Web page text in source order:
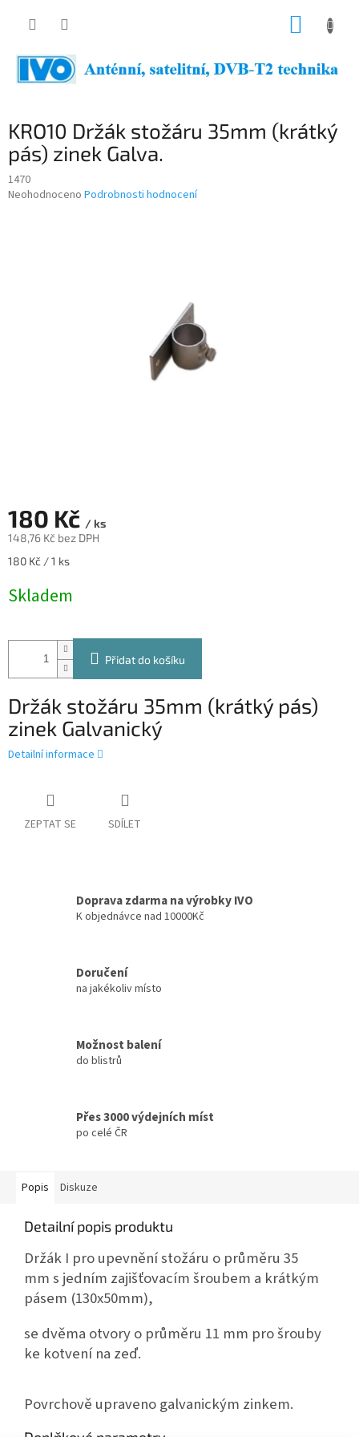
KRO10 Držák stožáru 35mm (krátký
pás) zinek Galva.
1470
Průměrné
Neohodnoceno Podrobnosti hodnocení
180 Kč / ks
148,76 Kč bez DPH
Měrná
180 Kč / 1 ks
Skladem
Přidat do košíku
Držák stožáru 35mm (krátký pás)
zinek Galvanický
Detailní informace
ZEPTAT SE SDÍLET
Doprava zdarma na výrobky IVO
K objednávce nad 10000Kč
Doručení
na jakékoliv místo
Možnost balení
do blistrů
Přes 3000 výdejních míst
po celé ČR
Popis Diskuze
Detailní popis produktu
Držák I pro upevnění stožáru o průměru 35
mms jedním zajišťovacím šroubem a krátkým
pásem (130x50mm),
se dvěma otvory o průměru 11 mm pro šrouby
ke kotvení na zeď.
Povrchově upraveno galvanickým zinkem.